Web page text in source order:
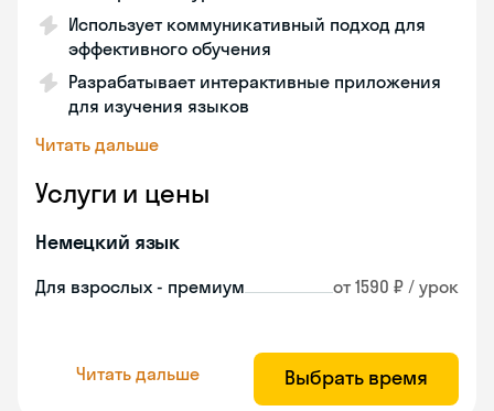
Использует коммуникативный подход для
эффективного обучения
Разрабатывает интерактивные приложения
для изучения языков
Читать дальше
Услуги и цены
Немецкий язык
Для взрослых - премиум от 1590 ₽ / урок
Читать дальше Выбрать время